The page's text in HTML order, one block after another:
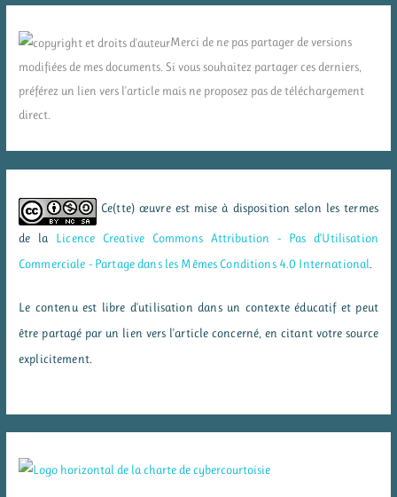
Merci de ne pas partager de versions
modifiées de mes documents. Si vous souhaitez partager ces derniers,
préférez un lien vers l'article mais ne proposez pas de téléchargement
direct.
Ce(tte) œuvre est mise à disposition selon les termes
de la Licence Creative Commons Attribution - Pas d’Utilisation
Commerciale - Partage dans les Mêmes Conditions 4.0 International.
Le contenu est libre d'utilisation dans un contexte éducatif et peut
être partagé par un lien vers l'article concerné, en citant votre source
explicitement.